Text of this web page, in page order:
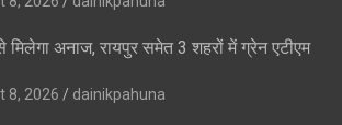
मिलेगा अनाज, रायपुर समेत 3 शहरों में ग्रेन एटीएम
8, 2026 dainikpahuna